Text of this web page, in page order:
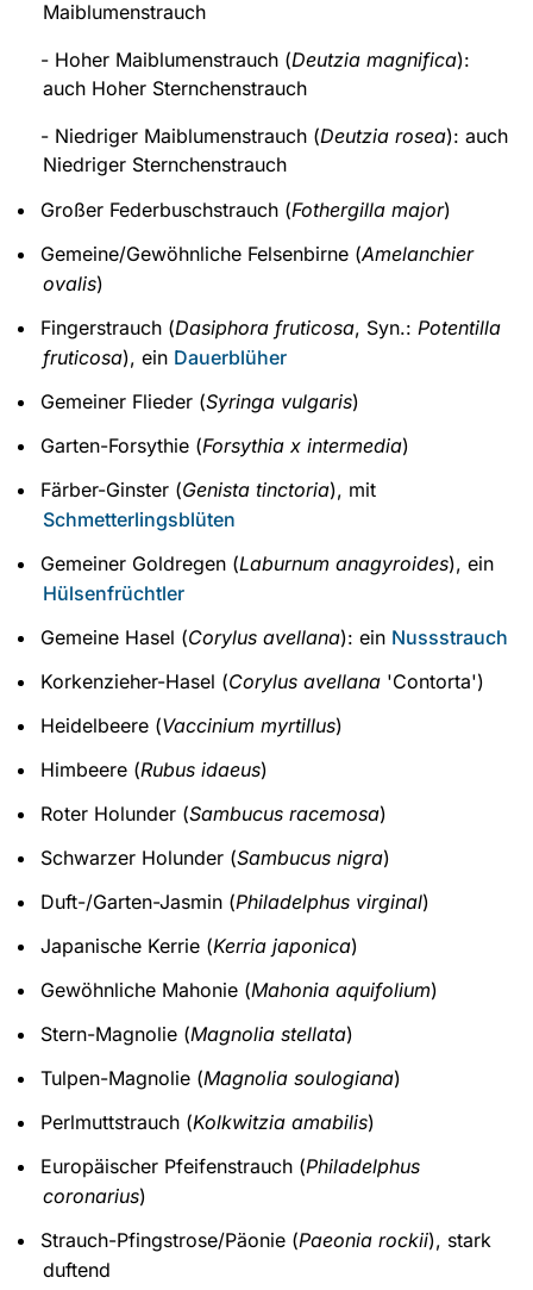
Maiblumenstrauch
- Hoher Maiblumenstrauch (Deutzia magnifica):
auch Hoher Sternchenstrauch
- Niedriger Maiblumenstrauch (Deutzia rosea): auch
Niedriger Sternchenstrauch
Großer Federbuschstrauch (Fothergilla major)
Gemeine/Gewöhnliche Felsenbirne (Amelanchier
ovalis)
Fingerstrauch (Dasiphora fruticosa, Syn.: Potentilla
fruticosa), ein Dauerblüher
Gemeiner Flieder (Syringa vulgaris)
Garten-Forsythie (Forsythia x intermedia)
Färber-Ginster (Genista tinctoria), mit
Schmetterlingsblüten
Gemeiner Goldregen (Laburnum anagyroides), ein
Hülsenfrüchtler
Gemeine Hasel (Corylus avellana): ein Nussstrauch
Korkenzieher-Hasel (Corylus avellana 'Contorta')
Heidelbeere (Vaccinium myrtillus)
Himbeere (Rubus idaeus)
Roter Holunder (Sambucus racemosa)
Schwarzer Holunder (Sambucus nigra)
Duft-/Garten-Jasmin (Philadelphus virginal)
Japanische Kerrie (Kerria japonica)
Gewöhnliche Mahonie (Mahonia aquifolium)
Stern-Magnolie (Magnolia stellata)
Tulpen-Magnolie (Magnolia soulogiana)
Perlmuttstrauch (Kolkwitzia amabilis)
Europäischer Pfeifenstrauch (Philadelphus
coronarius)
Strauch-Pfingstrose/Päonie (Paeonia rockii), stark
duftend